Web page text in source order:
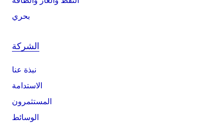
بحري
الشركة
نبذة عنا
الاستدامة
المستثمرون
الوسائط